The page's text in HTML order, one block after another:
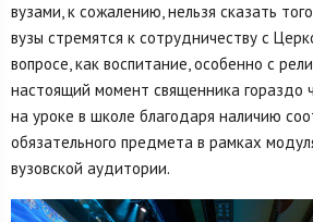
вузами, к сожалению, нельзя сказать
вузы стремятся к сотрудничеству с
вопросе, как воспитание, особенно с
настоящий момент священника гораздо
на уроке в школе благодаря наличию
обязательного предмета в рамках
вузовской аудитории.